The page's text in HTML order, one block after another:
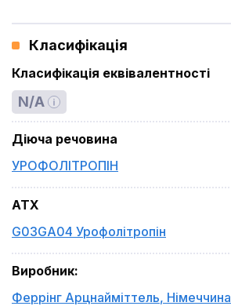
Класифікація
Класифікація еквівалентності
N/A
Діюча речовина
УРОФОЛІТРОПІН
ATX
G03GA04 Урофолітропін
Виробник:
Феррінг Арцнайміттель, Німеччина